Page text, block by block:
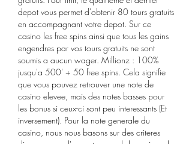
depot vous permet d'obtenir 80 tours gratuits
en accompagnant votre depot. Sur ce
casino les free spins ainsi que tous les gains
engendres par vos tours gratuits ne sont
soumis a aucun wager. Millionz : 100%
jusqu'a 500' + 50 free spins. Cela signifie
que vous pouvez retrouver une note de
casino elevee, mais des notes basses pour
les bonus si ceux-ci sont peu interessants (Et
inversement). Pour la note generale du
casino, nous nous basons sur des criteres